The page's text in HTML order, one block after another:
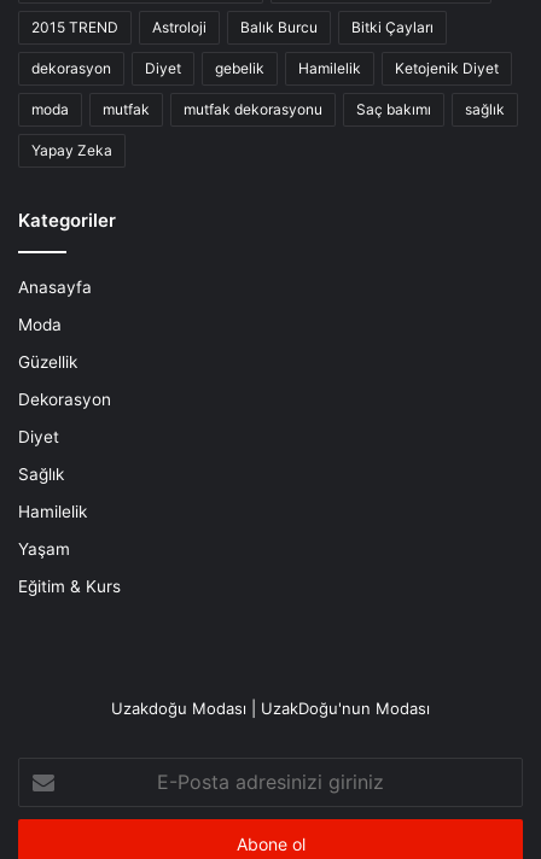
2015 TREND Astroloji Balık Burcu Bitki Çayları
dekorasyon Diyet gebelik Hamilelik Ketojenik Diyet
moda mutfak mutfak dekorasyonu Saç bakımı sağlık
Yapay Zeka
Kategoriler
Anasayfa
Moda
Güzellik
Dekorasyon
Diyet
Sağlık
Hamilelik
Yaşam
Eğitim & Kurs
Uzakdoğu Modası | UzakDoğu'nun Modası
Posta
adresinizi